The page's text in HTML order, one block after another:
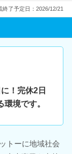
終了予定日：2026/12/21
！完休2日
境です。
トーに地域社会